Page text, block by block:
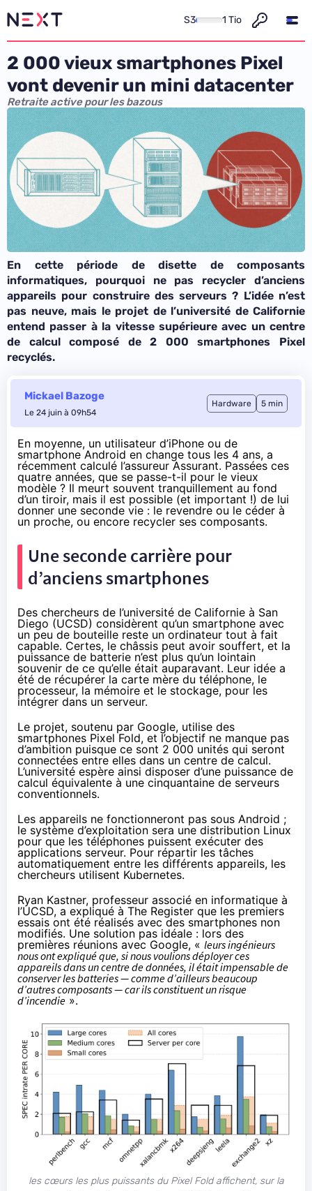
S3 1 Tio
2 000 vieux smartphones Pixel
vont devenir un mini datacenter
Retraite active pour les bazous
En cette période de disette de composants
informatiques, pourquoi ne pas recycler d’anciens
appareils pour construire des serveurs ? L’idée n’est
pas neuve, mais le projet de l’université de Californie
entend passer à la vitesse supérieure avec un centre
de calcul composé de 2 000 smartphones Pixel
recyclés.
Mickael Bazoge
Le 24 juin à 09h54
Hardware 5 min
En moyenne, un utilisateur d’iPhone ou de
smartphone Android en change tous les 4 ans, a
récemment calculé l’assureur Assurant. Passées ces
quatre années, que se passe-t-il pour le vieux
modèle ? Il meurt souvent tranquillement au fond
d’un tiroir, mais il est possible (et important !) de lui
donner une seconde vie : le revendre ou le céder à
un proche, ou encore recycler ses composants.
Une seconde carrière pour
d’anciens smartphones
Des chercheurs de l’université de Californie à San
Diego (UCSD) considèrent qu’un smartphone avec
un peu de bouteille reste un ordinateur tout à fait
capable. Certes, le châssis peut avoir souffert, et la
puissance de batterie n’est plus qu’un lointain
souvenir de ce qu’elle était auparavant. Leur idée a
été de récupérer la carte mère du téléphone, le
processeur, la mémoire et le stockage, pour les
intégrer dans un serveur.
Le projet, soutenu par Google, utilise des
smartphones Pixel Fold, et l’objectif ne manque pas
d’ambition puisque ce sont 2 000 unités qui seront
connectées entre elles dans un centre de calcul.
L’université espère ainsi disposer d’une puissance de
calcul équivalente à une cinquantaine de serveurs
conventionnels.
Les appareils ne fonctionneront pas sous Android ;
le système d’exploitation sera une distribution Linux
pour que les téléphones puissent exécuter des
applications serveur. Pour répartir les tâches
automatiquement entre les différents appareils, les
chercheurs utilisent Kubernetes.
Ryan Kastner, professeur associé en informatique à
l’UCSD, a expliqué à The Register que les premiers
essais ont été réalisés avec des smartphones non
modifiés. Une solution pas idéale : lors des
premières réunions avec Google, « leurs ingénieurs
nous ont expliqué que, si nous voulions déployer ces
appareils dans un centre de données, il était impensable de
conserver les batteries — comme d’ailleurs beaucoup
d’autres composants — car ils constituent un risque
d’incendie ».
les cœurs les plus puissants du Pixel Fold affichent, sur la